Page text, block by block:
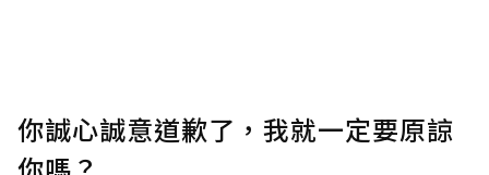
你誠心誠意道歉了，我就一定要原諒